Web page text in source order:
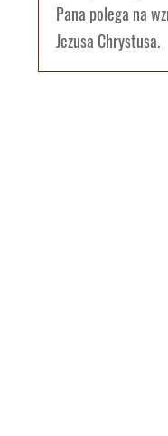
Pana polega na
Jezusa Chrystusa.